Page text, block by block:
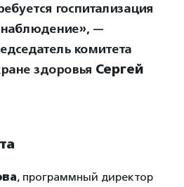
госпитализация
наблюдение», —
комитета
здоровья Сергей
, программный директор